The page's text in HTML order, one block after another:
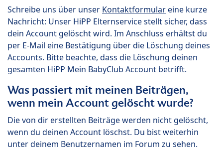
Schreibe uns über unser Kontaktformulareine kurze
Nachricht: Unser HiPP Elternservice stellt sicher, dass
dein Account gelöscht wird. Im Anschluss erhältst du
per E-Mail eine Bestätigung über die Löschung deines
Accounts. Bitte beachte, dass die Löschung deinen
gesamten HiPP Mein BabyClub Account betrifft.
Was passiert mit meinen Beiträgen,
wenn mein Account gelöscht wurde?
Die von dir erstellten Beiträge werden nicht gelöscht,
wenn du deinen Account löschst. Du bist weiterhin
unter deinem Benutzernamen im Forum zu sehen.